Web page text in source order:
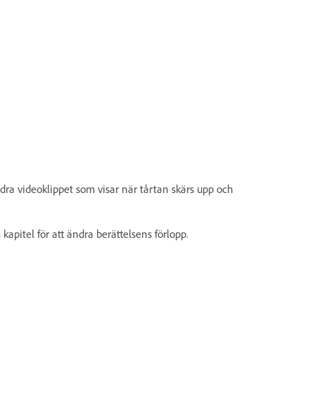
videoklippet som visar när tårtan skärs upp och
för att ändra berättelsens förlopp.